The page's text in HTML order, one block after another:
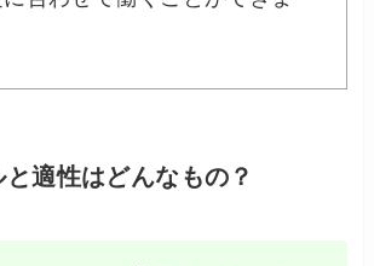
適性はどんなもの？